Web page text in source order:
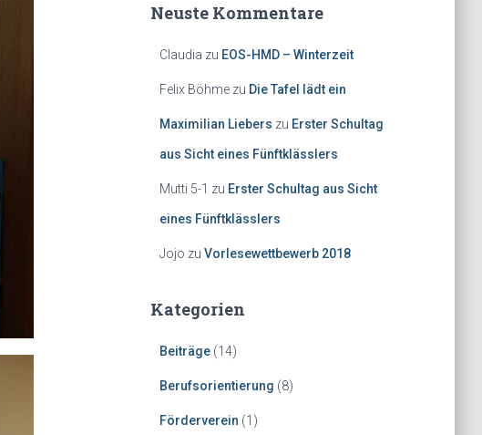
Neuste Kommentare
Claudia zu EOS-HMD – Winterzeit
Felix Böhmezu Die Tafel lädt ein
Maximilian Liebers zu Erster Schultag
aus Sicht eines Fünftklässlers
Mutti 5-1 zu Erster Schultag aus Sicht
eines Fünftklässlers
Jojo zu Vorlesewettbewerb 2018
Kategorien
Beiträge(14)
Berufsorientierung (8)
Förderverein (1)